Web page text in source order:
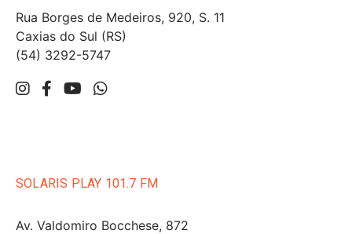
Rua Borges de Medeiros, 920, S. 11
Caxias do Sul (RS)
(54) 3292-5747
SOLARIS PLAY 101.7 FM
Av. Valdomiro Bocchese, 872